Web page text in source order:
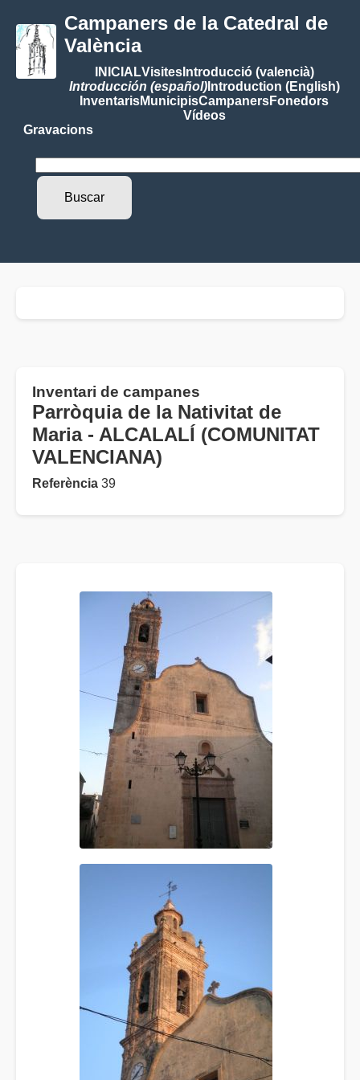
Campaners de la Catedral de
València
INICIALVisitesIntroducció (valencià)
Introducción (español)Introduction (English)
InventarisMunicipisCampanersFonedors
Vídeos
Gravacions
Inventari de campanes
Parròquia de la Nativitat de
Maria - ALCALALÍ (COMUNITAT
VALENCIANA)
Referència 39